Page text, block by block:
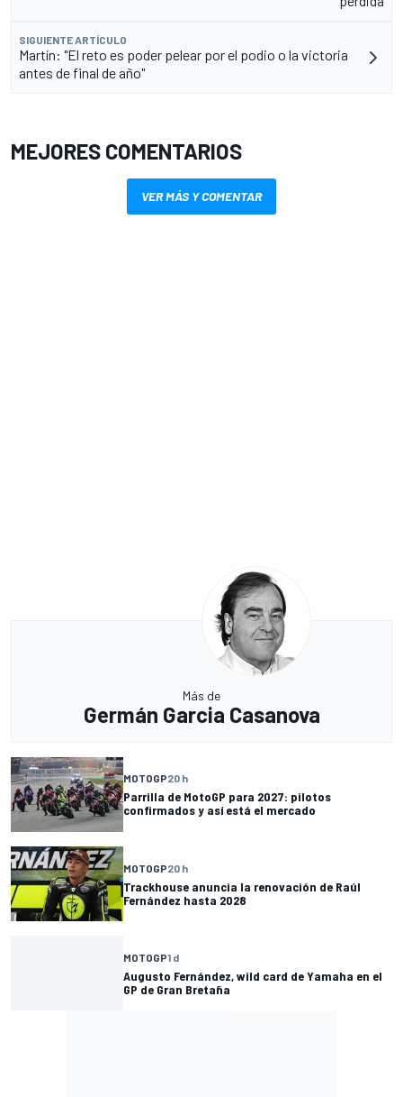
SIGUIENTE ARTÍCULO
Martín: "El reto es poder pelear por el podio o la victoria
antes de final de año"
MEJORES COMENTARIOS
VER MÁS Y COMENTAR
Más de
Germán Garcia Casanova
MOTOGP20 h
Parrilla de MotoGP para 2027: pilotos
confirmados y así está el mercado
MOTOGP20 h
Trackhouse anuncia la renovación de Raúl
Fernández hasta 2028
MOTOGP1 d
Augusto Fernández, wild card de Yamaha en el
GP de Gran Bretaña